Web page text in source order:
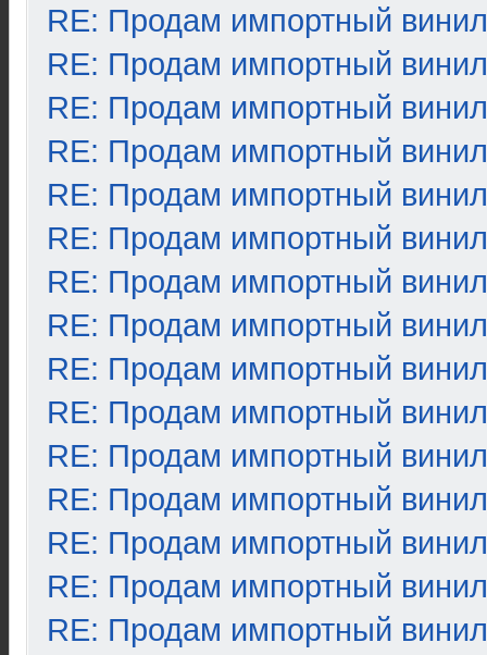
RE: Продам импортный винил
RE: Продам импортный винил
RE: Продам импортный винил
RE: Продам импортный винил
RE: Продам импортный винил
RE: Продам импортный винил
RE: Продам импортный винил
RE: Продам импортный винил
RE: Продам импортный винил
RE: Продам импортный винил
RE: Продам импортный винил
RE: Продам импортный винил
RE: Продам импортный винил
RE: Продам импортный винил
RE: Продам импортный винил